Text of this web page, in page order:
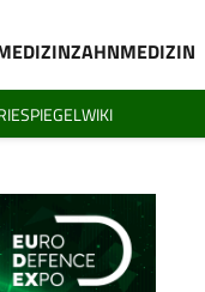
ZAHNMEDIZIN
WIKI